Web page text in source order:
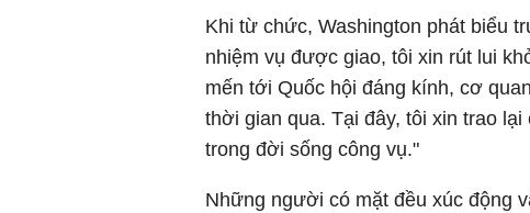
Khi từ chức, Washington phát biểu
nhiệm vụ được giao, tôi xin rút lui
mến tới Quốc hội đáng kính, cơ
thời gian qua. Tại đây, tôi xin trao
trong đời sống công vụ."
Những người có mặt đều xúc động